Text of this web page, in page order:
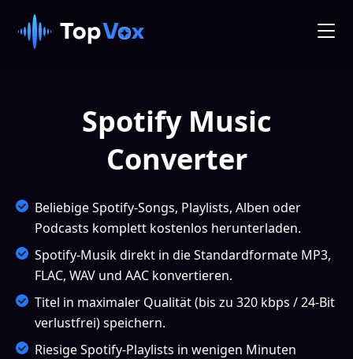
Spotify Music
Converter
Beliebige Spotify-Songs, Playlists, Alben oder
Podcasts komplett kostenlos herunterladen.
Spotify-Musik direkt in die Standardformate MP3,
FLAC, WAV und AAC konvertieren.
Titel in maximaler Qualität (bis zu 320 kbps / 24-Bit
verlustfrei) speichern.
Riesige Spotify-Playlists in wenigen Minuten